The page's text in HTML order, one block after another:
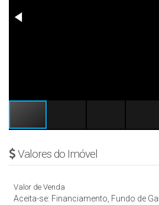
Valores do Imóvel
Valor de Venda
Aceita-se: Financiamento, Fundo de